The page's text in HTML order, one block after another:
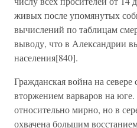
живых после упомянутых
вычислений по таблицам
выводу, что в Александрии
населения[840].
Гражданская война на
вторжением варваров на
относительно мирно, но в
охвачена большим